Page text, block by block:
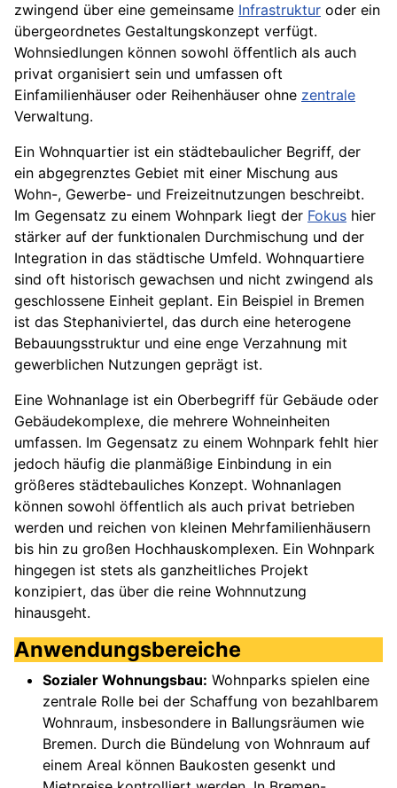
zwingend über eine gemeinsame Infrastruktur oder ein
übergeordnetes Gestaltungskonzept verfügt.
Wohnsiedlungen können sowohl öffentlich als auch
privat organisiert sein und umfassen oft
Einfamilienhäuser oder Reihenhäuser ohne zentrale
Verwaltung.
Ein Wohnquartier ist ein städtebaulicher Begriff, der
ein abgegrenztes Gebiet mit einer Mischung aus
Wohn-, Gewerbe- und Freizeitnutzungen beschreibt.
Im Gegensatz zu einem Wohnpark liegt der Fokus hier
stärker auf der funktionalen Durchmischung und der
Integration in das städtische Umfeld. Wohnquartiere
sind oft historisch gewachsen und nicht zwingend als
geschlossene Einheit geplant. Ein Beispiel in Bremen
ist das Stephaniviertel, das durch eine heterogene
Bebauungsstruktur und eine enge Verzahnung mit
gewerblichen Nutzungen geprägt ist.
Eine Wohnanlage ist ein Oberbegriff für Gebäude oder
Gebäudekomplexe, die mehrere Wohneinheiten
umfassen. Im Gegensatz zu einem Wohnpark fehlt hier
jedoch häufig die planmäßige Einbindung in ein
größeres städtebauliches Konzept. Wohnanlagen
können sowohl öffentlich als auch privat betrieben
werden und reichen von kleinen Mehrfamilienhäusern
bis hin zu großen Hochhauskomplexen. Ein Wohnpark
hingegen ist stets als ganzheitliches Projekt
konzipiert, das über die reine Wohnnutzung
hinausgeht.
Anwendungsbereiche
Sozialer Wohnungsbau: Wohnparks spielen eine
zentrale Rolle bei der Schaffung von bezahlbarem
Wohnraum, insbesondere in Ballungsräumen wie
Bremen. Durch die Bündelung von Wohnraum auf
einem Areal können Baukosten gesenkt und